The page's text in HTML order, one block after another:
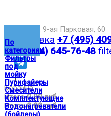
По
категориям
Фильтры
под
мойку
Пурифайеры
Смесители
Комплектующие
Водонагреватели
Москва,ул. 9-ая Парковая, 60
Доставка +7 (495)
+7 (964) 645-76-48
|
Корзина:
Итого0.00 руб
Итого0.00 руб